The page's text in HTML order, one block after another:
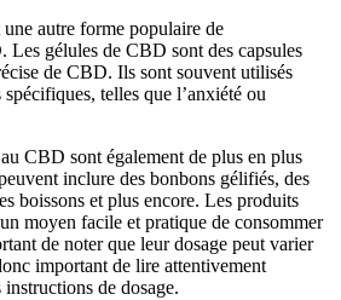
autre forme populaire de
Les gélules de CBD sont des capsules
de CBD. Ils sont souvent utilisés
telles que l’anxiété ou
CBD sont également de plus en plus
inclure des bonbons gélifiés, des
boissons et plus encore. Les produits
moyen facile et pratique de consommer
de noter que leur dosage peut varier
important de lire attentivement
de dosage.